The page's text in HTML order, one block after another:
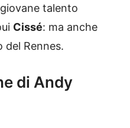
talento
Cissé: ma anche
del Rennes.
di Andy